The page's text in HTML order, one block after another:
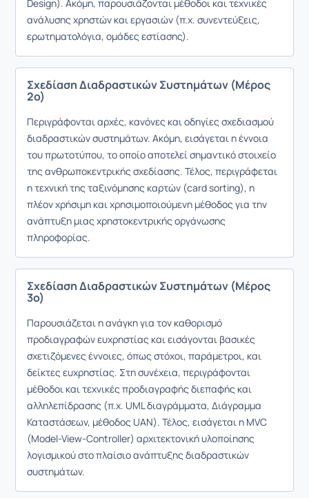
Design). Ακόμη, παρουσιάζονται μέθοδοι και τεχνικές
ανάλυσης χρηστών και εργασιών (π.χ. συνεντεύξεις,
ερωτηματολόγια, ομάδες εστίασης).
Σχεδίαση Διαδραστικών Συστημάτων (Μέρος
2ο)
Περιγράφονται αρχές, κανόνες και οδηγίες σχεδιασμού
διαδραστικών συστημάτων. Ακόμη, εισάγεται η έννοια
του πρωτοτύπου, το οποίο αποτελεί σημαντικό στοιχείο
της ανθρωποκεντρικής σχεδίασης. Τέλος, περιγράφεται
η τεχνική της ταξινόμησης καρτών (card sorting), η
πλέον χρήσιμη και χρησιμοποιούμενη μέθοδος για την
ανάπτυξη μιας χρηστοκεντρικής οργάνωσης
πληροφορίας.
Σχεδίαση Διαδραστικών Συστημάτων (Μέρος
3ο)
Παρουσιάζεται η ανάγκη για τον καθορισμό
προδιαγραφών ευχρηστίας και εισάγονται βασικές
σχετιζόμενες έννοιες, όπως στόχοι, παράμετροι, και
δείκτες ευχρηστίας. Στη συνέχεια, περιγράφονται
μέθοδοι και τεχνικές προδιαγραφής διεπαφής και
αλληλεπίδρασης (π.χ. UML διαγράμματα, Διάγραμμα
Καταστάσεων, μέθοδος UAN). Τέλος, εισάγεται η MVC
(Model-View-Controller) αρχιτεκτονική υλοποίησης
λογισμικού στο πλαίσιο ανάπτυξης διαδραστικών
συστημάτων.